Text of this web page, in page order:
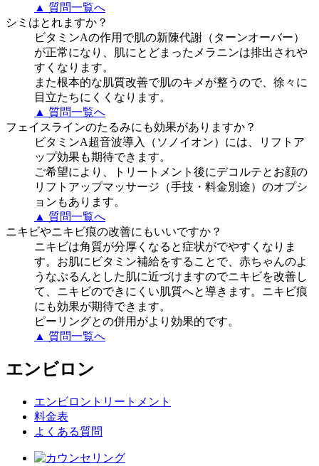
▲ 質問一覧へ
シミはとれますか？
ビタミンAの作用で肌の新陳代謝（ターンオーバー）
が正常になり、肌にとどまったメラニンは排出されや
すくなります。
また根本的な肌質改善で肌のキメが整うので、徐々に
目立たちにくくなります。
▲ 質問一覧へ
フェイスラインのたるみにも効果がありますか？
ビタミンA超音波導入（ソノイオン）には、リフトア
ップ効果も期待できます。
ご希望により、トリートメント後にデコルテとお顔の
リフトアップマッサージ（手技・料金別途）のオプシ
ョンもあります。
▲ 質問一覧へ
ニキビやニキビ痕の改善にもいいですか？
ニキビは角質が分厚くなると症状がでやすくなりま
す。お肌にビタミン補給をすることで、赤ちゃんのよ
うなぷるんとした肌に近づけますのでニキビを改善し
て、ニキビのできにくい肌質へと導きます。ニキビ痕
にも効果が期待できます。
ピーリングとの併用がより効果的です。
▲ 質問一覧へ
エンビロン
エンビロントリートメント
料金表
よくある質問